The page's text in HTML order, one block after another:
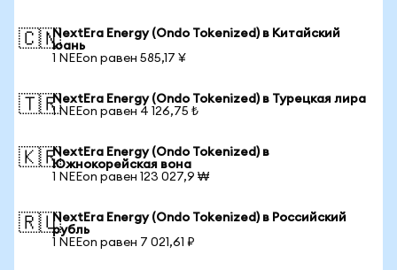
🇨🇳NextEra Energy (Ondo Tokenized) в Китайский
юань
1 NEEon равен 585,17 ¥
🇹🇷NextEra Energy (Ondo Tokenized) в Турецкая лира
1 NEEon равен 4 126,75 ₺
🇰🇷NextEra Energy (Ondo Tokenized) в
Южнокорейская вона
1 NEEon равен 123 027,9 ₩
🇷🇺NextEra Energy (Ondo Tokenized) в Российский
рубль
1 NEEon равен 7 021,61 ₽